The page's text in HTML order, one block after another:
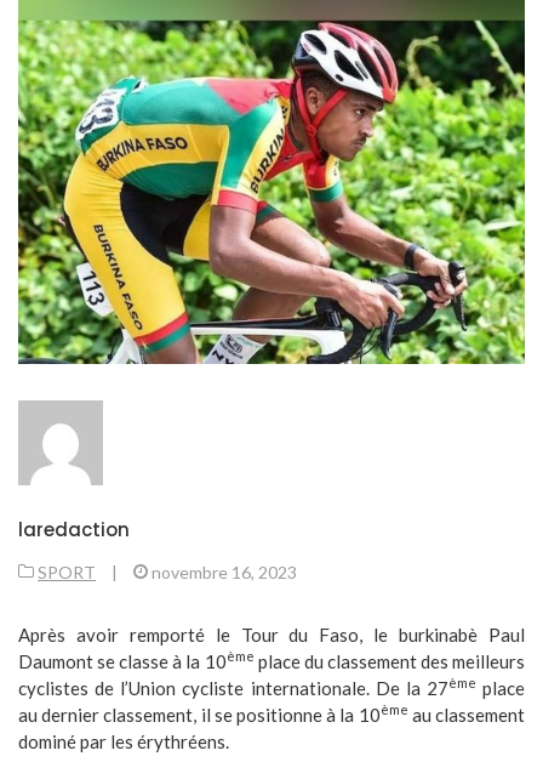
laredaction
SPORT | novembre 16, 2023
Après avoir remporté le Tour du Faso, le burkinabè Paul
Daumont se classe à la 10ème place du classement des meilleurs
cyclistes de l’Union cycliste internationale. De la 27ème place
au dernier classement, il se positionne à la 10ème au classement
dominé par les érythréens.